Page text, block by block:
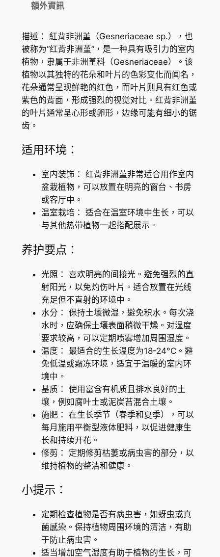
n
e
r
i
a
c
e
a
e
s
b
a
額外資訊
描述： 紅背非洲堇（Gesneriaceae sp.），也
被称为“红背非洲堇”，是一种具有吸引力的室内
植物，隶属于非洲堇科（Gesneriaceae）。该
植物以其独特的花朵和叶片的色彩变化而闻名，
花朵通常呈现鲜艳的红色，而叶片则具有红色或
紫色的背面，形成强烈的视觉对比。红背非洲堇
的叶片通常呈心形或卵形，边缘可能有细小的锯
齿。
适用环境：
室内装饰： 红背非洲堇非常适合用作室内
盆栽植物，可以放置在明亮的窗台、书房
或客厅中。
温室栽培： 适合在温室环境中生长，可以
与其他热带植物一起搭配展示。
养护要点：
光照： 喜欢明亮的间接光。避免强烈的直
射阳光，以免灼伤叶片。适合放置在光线
充足但不直射的环境中。
水分： 保持土壤微湿，避免积水。每次浇
水时，应确保土壤表面稍微干燥。对湿度
要求较高，可以定期喷雾增加周围湿度。
温度： 最适合的生长温度为18-24°C。避
免低温或霜冻环境，适宜于温暖的室内环
境中。
基质： 使用富含有机质且排水良好的土
壤，例如腐叶土或泥炭苔混合土壤。
施肥： 在生长季节（春季和夏季），可以
每月施用平衡型液体肥料，以促进健康生
长和持续开花。
修剪： 定期修剪枯萎或病虫害的部分，以
维持植物的整洁和健康。
小提示：
定期检查植物是否有病虫害，如蚜虫或真
菌感染。保持植物周围环境的清洁，有助
于防止病虫害。
适当增加空气湿度有助于植物的生长，可